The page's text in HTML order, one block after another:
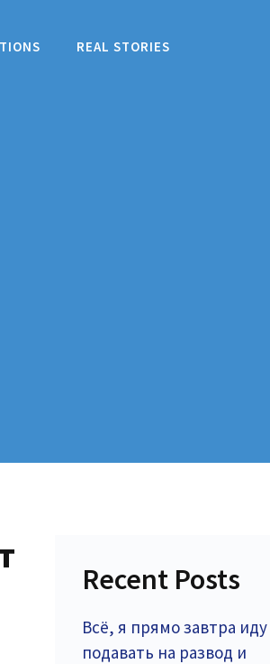
REAL STORIES
Recent Posts
Всё, я прямо завтра иду
подавать на развод и